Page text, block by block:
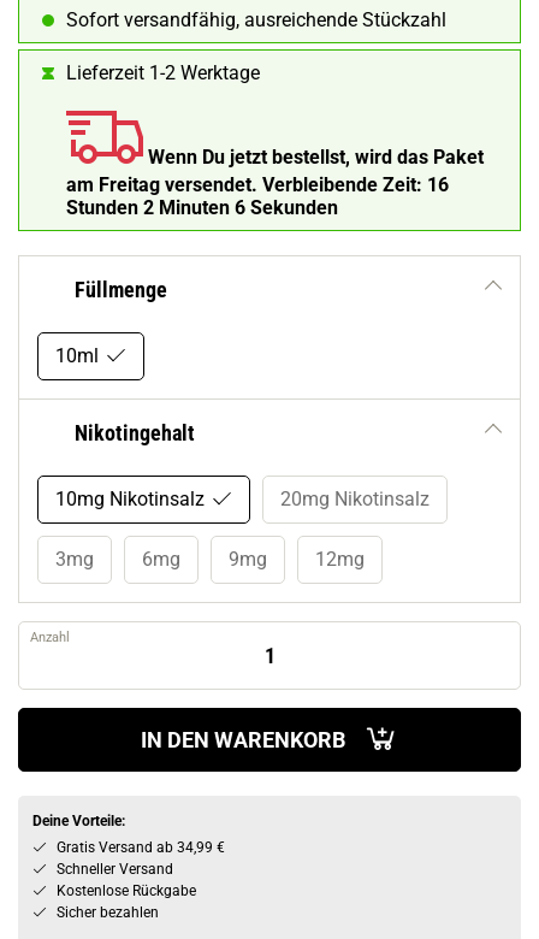
Sofort versandfähig, ausreichende Stückzahl
Lieferzeit 1-2 Werktage
Wenn Du jetzt bestellst, wird das Paket
am Freitag versendet. Verbleibende Zeit: 16
Stunden 2 Minuten 5 Sekunden
Füllmenge
10ml
Nikotingehalt
10mg Nikotinsalz 20mg Nikotinsalz
3mg 6mg 9mg 12mg
Anzahl
IN DEN WARENKORB
Deine Vorteile:
Gratis Versand ab 34,99 €
Schneller Versand
Kostenlose Rückgabe
Sicher bezahlen